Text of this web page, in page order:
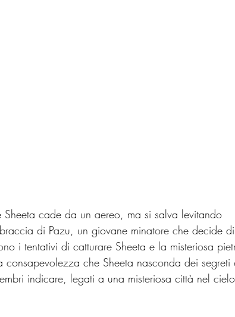
cade da un aereo, ma si salva levitando
di Pazu, un giovane minatore che decide di
i tentativi di catturare Sheeta e la misteriosa
che Sheeta nasconda dei segreti
indicare, legati a una misteriosa città nel